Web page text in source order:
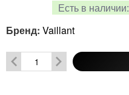
Есть в наличии:
Бренд: Vaillant